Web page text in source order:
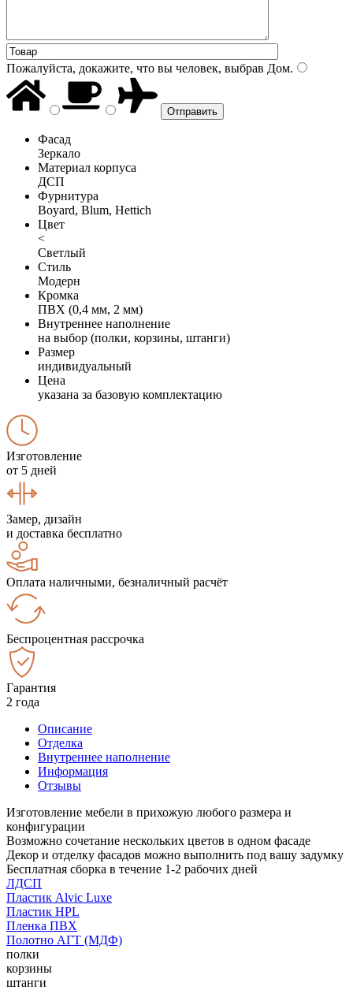
Пожалуйста, докажите, что вы человек, выбрав Дом.
Фасад
Зеркало
Материал корпуса
ДСП
Фурнитура
Boyard, Blum, Hettich
Цвет
<
Светлый
Стиль
Модерн
Кромка
ПВХ (0,4 мм, 2 мм)
Внутреннее наполнение
на выбор (полки, корзины, штанги)
Размер
индивидуальный
Цена
указана за базовую комплектацию
Изготовление
от 5 дней
Замер, дизайн
и доставка бесплатно
Оплата наличными, безналичный расчёт
Беспроцентная рассрочка
Гарантия
2 года
Описание
Отделка
Внутреннее наполнение
Информация
Отзывы
Изготовление мебели в прихожую любого размера и
конфигурации
Возможно сочетание нескольких цветов в одном фасаде
Декор и отделку фасадов можно выполнить под вашу задумку
Бесплатная сборка в течение 1-2 рабочих дней
ЛДСП
Пластик Alvic Luxe
Пластик HPL
Пленка ПВХ
Полотно АГТ (МДФ)
полки
корзины
штанги